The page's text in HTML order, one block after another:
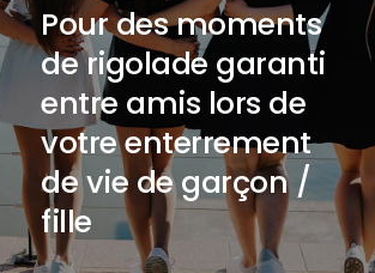
Pour des moments
de rigolade garanti
entre amis lors de
votre enterrement
de vie de garçon /
fille